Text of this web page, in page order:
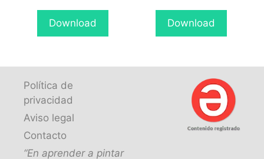
Download Download
Política de
privacidad
Aviso legal
Contacto
“En aprender a pintar